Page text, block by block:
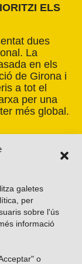
galetes
per
sobre l'ús
informació
o
ELS
dues
La
en els
de Girona i
a tot el
per una
més global.